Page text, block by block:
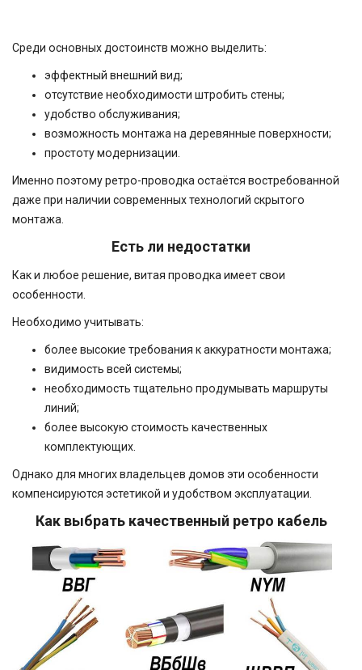
Среди основных достоинств можно выделить:
эффектный внешний вид;
отсутствие необходимости штробить стены;
удобство обслуживания;
возможность монтажа на деревянные поверхности;
простоту модернизации.
Именно поэтому ретро-проводка остаётся востребованной
даже при наличии современных технологий скрытого
монтажа.
Есть ли недостатки
Как и любое решение, витая проводка имеет свои
особенности.
Необходимо учитывать:
более высокие требования к аккуратности монтажа;
видимость всей системы;
необходимость тщательно продумывать маршруты
линий;
более высокую стоимость качественных
комплектующих.
Однако для многих владельцев домов эти особенности
компенсируются эстетикой и удобством эксплуатации.
Как выбрать качественный ретро кабель